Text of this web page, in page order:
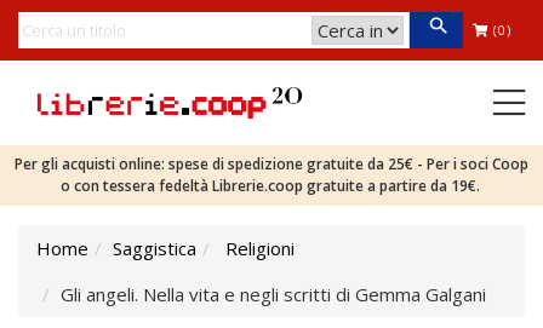
(0)
Per gli acquisti online: spese di spedizione gratuite da 25€ - Per i soci Coop
o con tessera fedeltà Librerie.coop gratuite a partire da 19€.
Home Saggistica
Religioni
Gli angeli. Nella vita e negli scritti di Gemma Galgani